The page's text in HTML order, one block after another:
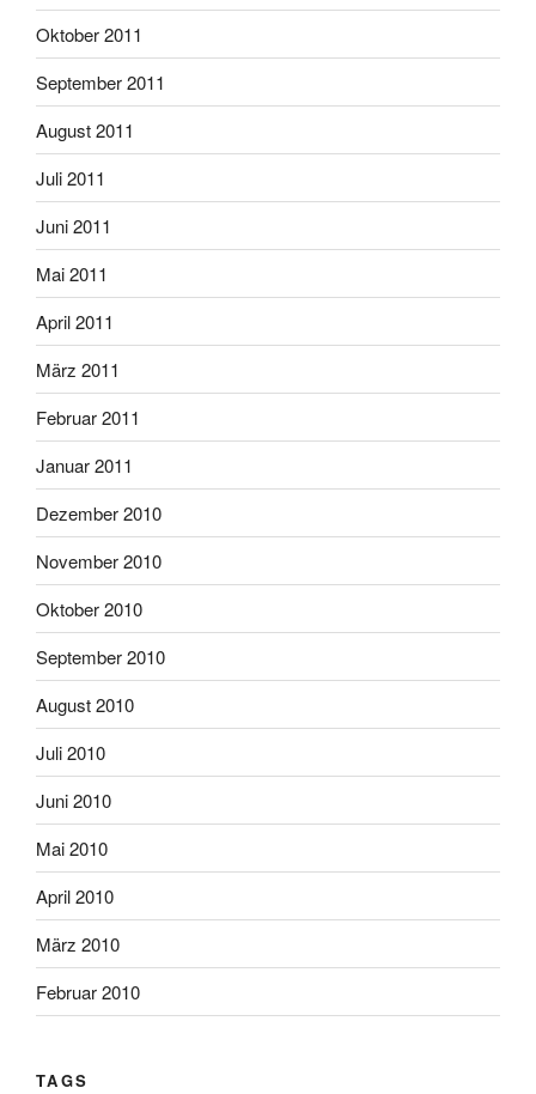
Oktober 2011
September 2011
August 2011
Juli 2011
Juni 2011
Mai 2011
April 2011
März 2011
Februar 2011
Januar 2011
Dezember 2010
November 2010
Oktober 2010
September 2010
August 2010
Juli 2010
Juni 2010
Mai 2010
April 2010
März 2010
Februar 2010
TAGS